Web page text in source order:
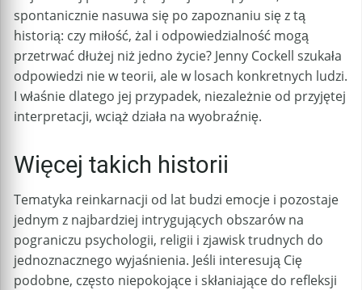
spontanicznie nasuwa się po zapoznaniu się z tą
historią: czy miłość, żal i odpowiedzialność mogą
przetrwać dłużej niż jedno życie? Jenny Cockell szukała
odpowiedzi nie w teorii, ale w losach konkretnych ludzi.
I właśnie dlatego jej przypadek, niezależnie od przyjętej
interpretacji, wciąż działa na wyobraźnię.
Więcej takich historii
Tematyka reinkarnacji od lat budzi emocje i pozostaje
jednym z najbardziej intrygujących obszarów na
pograniczu psychologii, religii i zjawisk trudnych do
jednoznacznego wyjaśnienia. Jeśli interesują Cię
podobne, często niepokojące i skłaniające do refleksji